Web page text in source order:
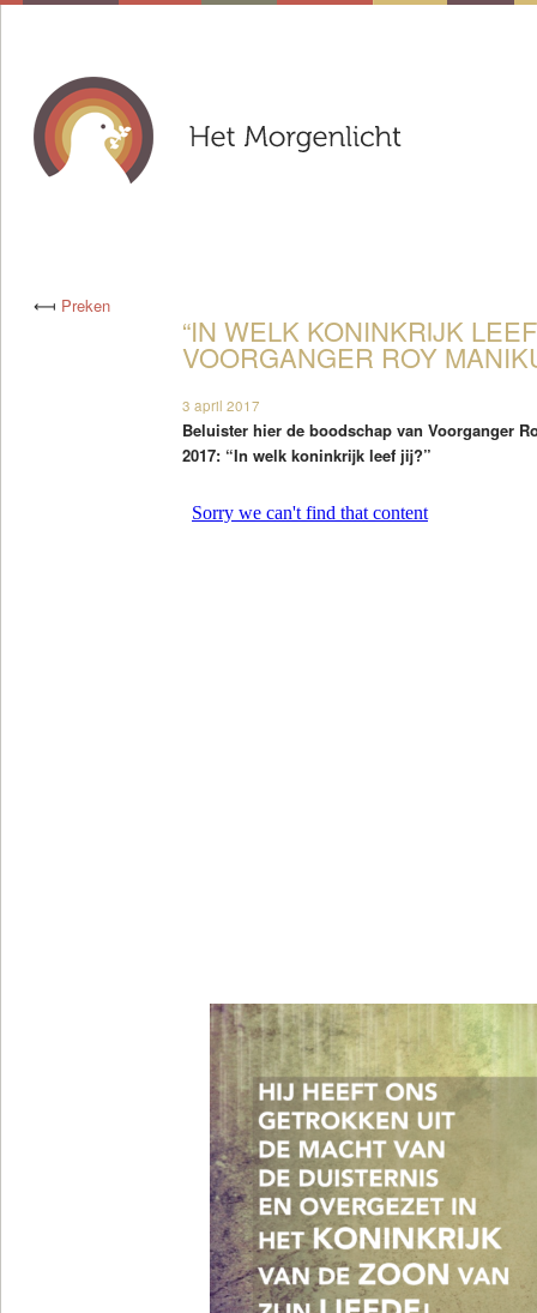
⟻ Preken
“IN WELK KONINKRIJK
VOORGANGER ROY
3 april 2017
Beluister hier de boodschap van Voorganger
2017: “In welk koninkrijk leef jij?”